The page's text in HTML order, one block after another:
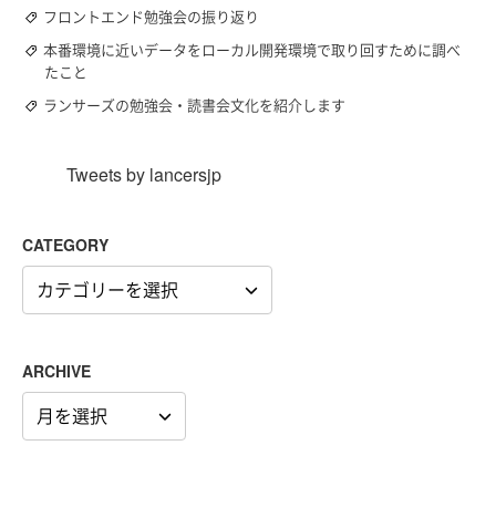
フロントエンド勉強会の振り返り
本番環境に近いデータをローカル開発環境で取り回すために調べ
たこと
ランサーズの勉強会・読書会文化を紹介します
Tweets by lancersjp
CATEGORY
CATEGORY
ARCHIVE
ARCHIVE